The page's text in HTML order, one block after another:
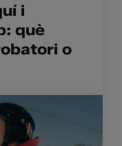
i
què
o